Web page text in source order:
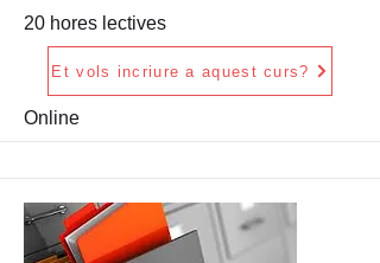
20 hores lectives
Et vols incriure a aquest curs?
Online